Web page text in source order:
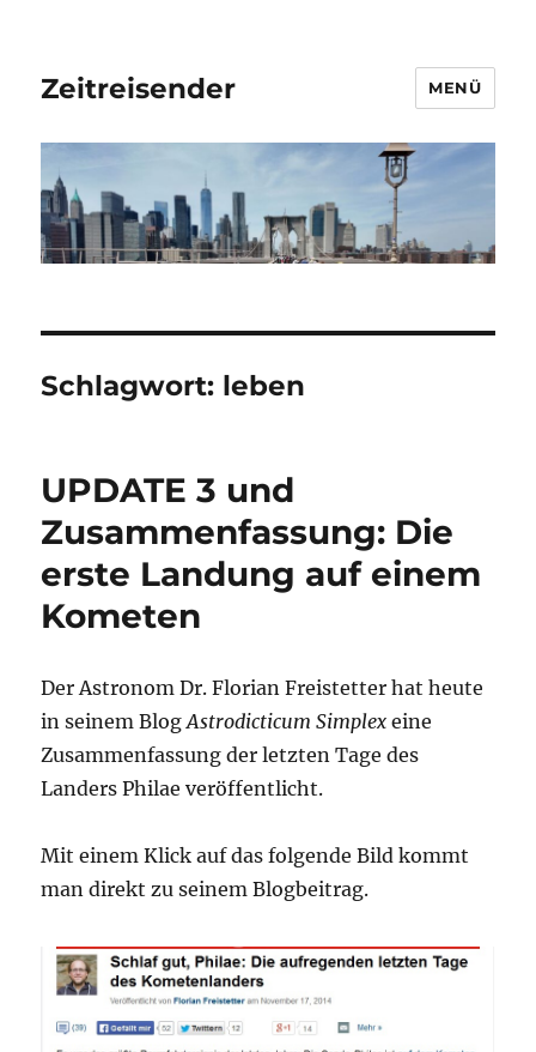
Zeitreisender MENÜ
Schlagwort: leben
UPDATE 3 und
Zusammenfassung: Die
erste Landung auf einem
Kometen
Der Astronom Dr. Florian Freistetter hat heute
in seinem BlogAstrodicticum Simplex eine
Zusammenfassung der letzten Tage des
Landers Philae veröffentlicht.
Mit einem Klick auf das folgende Bild kommt
man direkt zu seinem Blogbeitrag.